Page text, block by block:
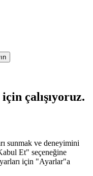
çalışıyoruz.
sunmak ve deneyimini
Et" seçeneğine
için "Ayarlar"a